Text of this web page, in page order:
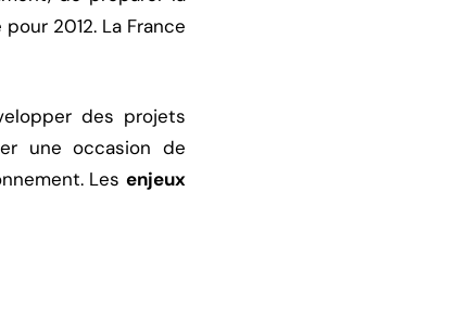
2012. La France
des projets
une occasion de
Les enjeux